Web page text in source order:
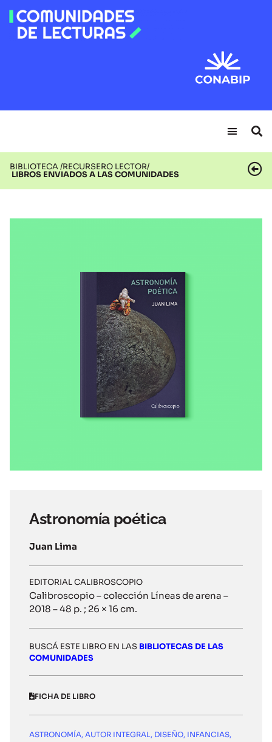
BIBLIOTECA /RECURSERO LECTOR/
LIBROS ENVIADOS A LAS COMUNIDADES
Astronomía poética
Juan Lima
EDITORIAL CALIBROSCOPIO
Calibroscopio – colección Líneas de arena –
2018 – 48 p. ; 26 × 16 cm.
BUSCÁ ESTE LIBRO EN LAS BIBLIOTECAS DE LAS
COMUNIDADES
FICHA DE LIBRO
ASTRONOMÍA, AUTOR INTEGRAL, DISEÑO, INFANCIAS,